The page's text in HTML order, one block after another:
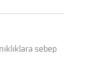
sebep